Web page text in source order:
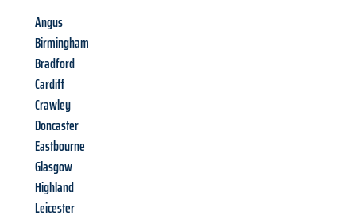
Angus
Birmingham
Bradford
Cardiff
Crawley
Doncaster
Eastbourne
Glasgow
Highland
Leicester